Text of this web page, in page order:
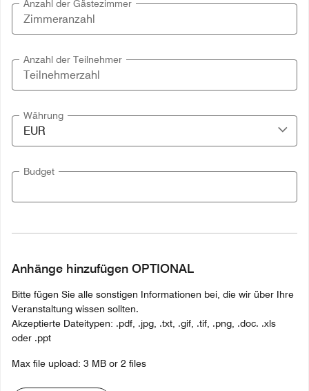
Anzahl der Gästezimmer
Anzahl der Teilnehmer
Währung
Budget
Anhänge hinzufügen OPTIONAL
Bitte fügen Sie alle sonstigen Informationen bei, die wir über Ihre
Veranstaltung wissen sollten.
Akzeptierte Dateitypen: .pdf, .jpg, .txt, .gif, .tif, .png, .doc. .xls
oder .ppt
Max file upload: 3 MB or 2 files